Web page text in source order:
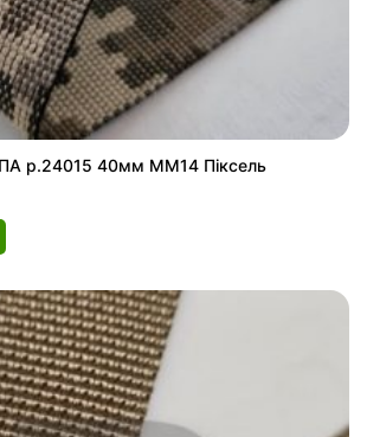
ПА р.24015 40мм ММ14 Піксель